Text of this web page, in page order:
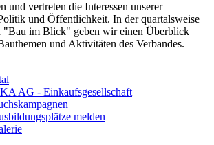
und vertreten die Interessen unserer
und Öffentlichkeit. In der quartalsweise
"Bau im Blick" geben wir einen Überblick
und Aktivitäten des Verbandes.
AG - Einkaufsgesellschaft
melden